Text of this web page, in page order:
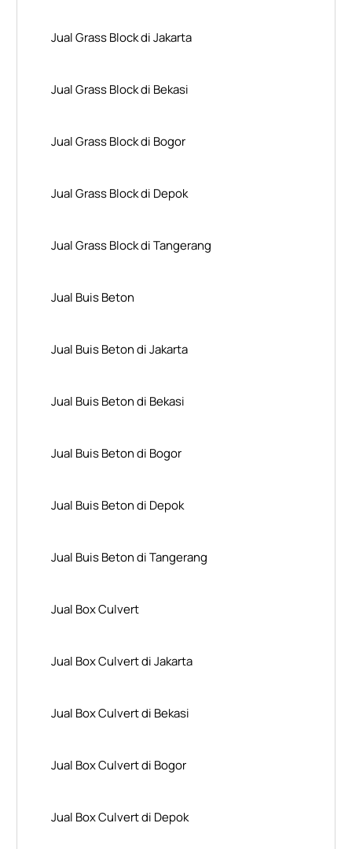
Jual Grass Block di Jakarta
Jual Grass Block di Bekasi
Jual Grass Block di Bogor
Jual Grass Block di Depok
Jual Grass Block di Tangerang
Jual Buis Beton
Jual Buis Beton di Jakarta
Jual Buis Beton di Bekasi
Jual Buis Beton di Bogor
Jual Buis Beton di Depok
Jual Buis Beton di Tangerang
Jual Box Culvert
Jual Box Culvert di Jakarta
Jual Box Culvert di Bekasi
Jual Box Culvert di Bogor
Jual Box Culvert di Depok